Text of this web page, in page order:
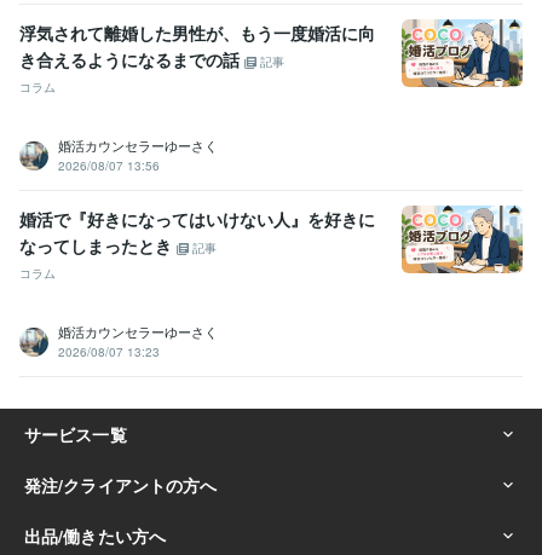
浮気されて離婚した男性が、もう一度婚活に向
き合えるようになるまでの話
記事
コラム
婚活カウンセラーゆーさく
2026/08/07 13:56
婚活で『好きになってはいけない人』を好きに
なってしまったとき
記事
コラム
婚活カウンセラーゆーさく
2026/08/07 13:23